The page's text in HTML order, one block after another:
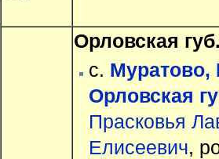
Орловская
с. Муратово,
Орловская
Прасковья
Елисеевич,